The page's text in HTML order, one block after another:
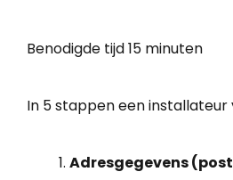
Benodigde tijd15 minuten
In 5 stappen een installateur
Adresgegevens